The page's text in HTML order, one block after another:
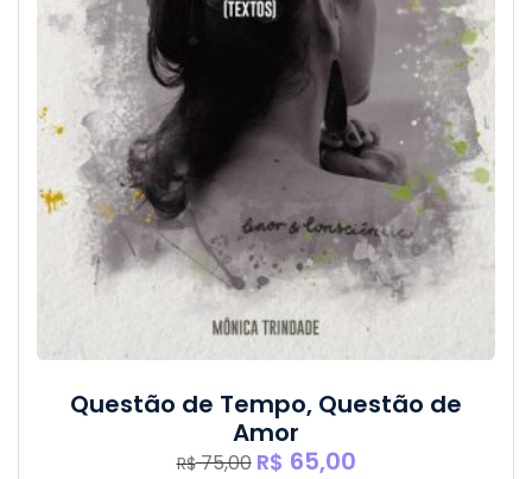
Questão de Tempo, Questão de
Amor
R$75,00 O
R$ 65,00O